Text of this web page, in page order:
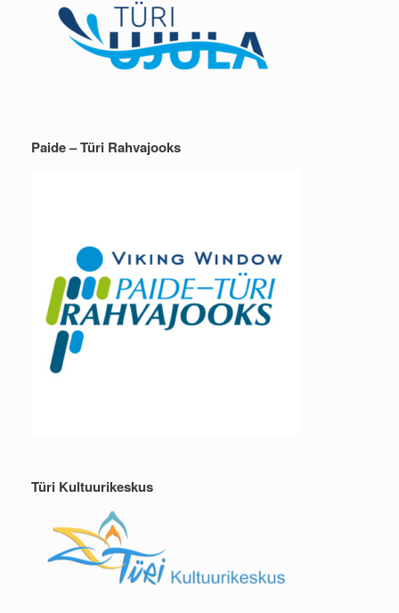
Paide – Türi Rahvajooks
Türi Kultuurikeskus